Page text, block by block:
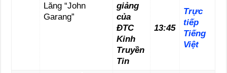
Lăng “John
Garang”
giảng
của
ĐTC
Kinh
Truyền
Tin
13:45
Trực
tiếp
Tiếng
Việt